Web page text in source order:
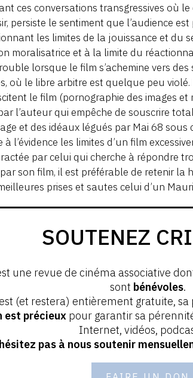
ces conversations transgressives où
persiste le sentiment que l’audience
les limites de la jouissance et du
moralisatrice et à la limite du
lorsque le film s’achemine vers
où le libre arbitre est quelque peu
le film (pornographie des images et
l’auteur qui empêche de souscrire
et des idéaux légués par Mai 68 sous
l’évidence les limites d’un film
par celui qui cherche à répondre
son film, il est préférable de retenir la
prises et sautes celui d’un
SOUTENEZ
une revue de cinéma associative
sont bénévoles.
(et restera) entièrement gratuite,
est précieux pour garantir sa
Internet, vidéos,
pas à nous soutenir